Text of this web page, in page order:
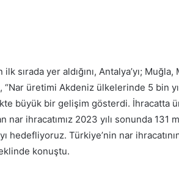
ilk sırada yer aldığını, Antalya’yı;
üretimi Akdeniz ülkelerinde 5 bin
büyük bir gelişim gösterdi. İhracatta
nar ihracatımız 2023 yılı sonunda 131
hedefliyoruz. Türkiye’nin nar
konuştu.